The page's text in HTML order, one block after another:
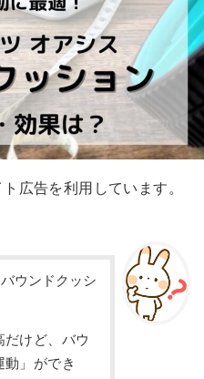
広告を利用しています。
ウンドクッシ
だけど、バウ
動」ができ